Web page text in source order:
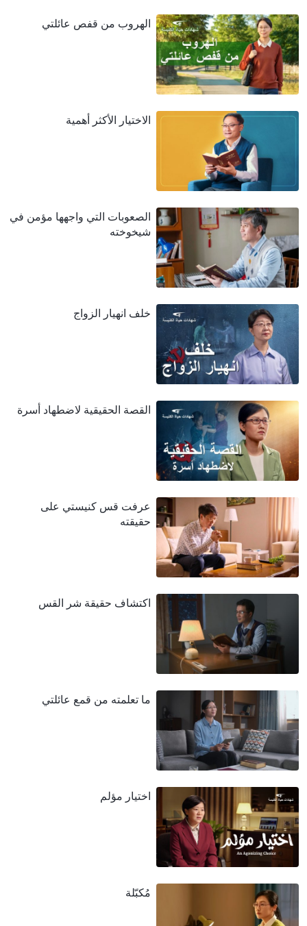
الهروب من قفص عائلتي
الاختيار الأكثر أهمية
الصعوبات التي واجهها مؤمن في
شيخوخته
خلف انهيار الزواج
القصة الحقيقية لاضطهاد أسرة
عرفت قس كنيستي على
حقيقته
اكتشاف حقيقة شر القس
ما تعلمته من قمع عائلتي
اختيار مؤلم
مُكبّلة